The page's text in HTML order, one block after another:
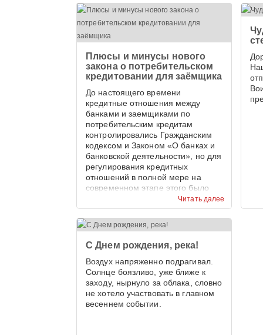
Читать далее
Плюсы и минусы нового
закона о потребительском
кредитовании для заёмщика
До настоящего времени
кредитные отношения между
банками и заемщиками по
потребительским кредитам
контролировались Гражданским
кодексом и Законом «О банках и
банковской деятельности», но для
регулирования кредитных
отношений в полной мере на
современном этапе этого было
С Днем рождения, река!
Воздух напряженно подрагивал.
Солнце боязливо, уже ближе к
заходу, нырнуло за облака, словно
не хотело участвовать в главном
весеннем событии.